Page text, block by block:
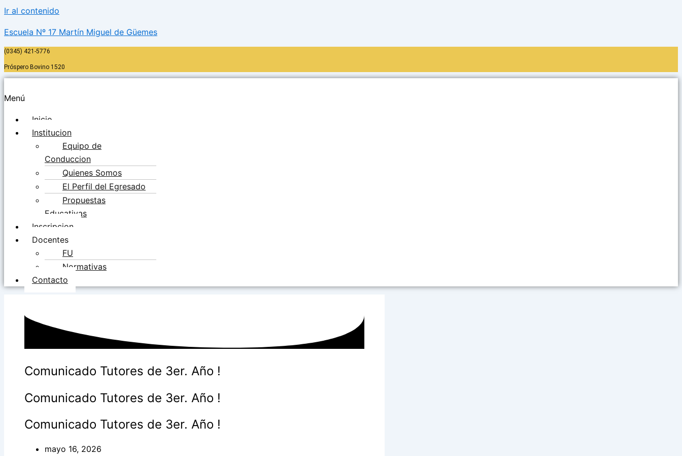
Ir al contenido
Escuela Nº 17 Martín Miguel de Güemes
(0345) 421-5776
Próspero Bovino 1520
Menú
Inicio
Institucion
Equipo de
Conduccion
Quienes Somos
El Perfil del Egresado
Propuestas
Educativas
Inscripcion
Docentes
FU
Normativas
Contacto
Comunicado Tutores de 3er. Año !
Comunicado Tutores de 3er. Año !
Comunicado Tutores de 3er. Año !
mayo 16, 2026